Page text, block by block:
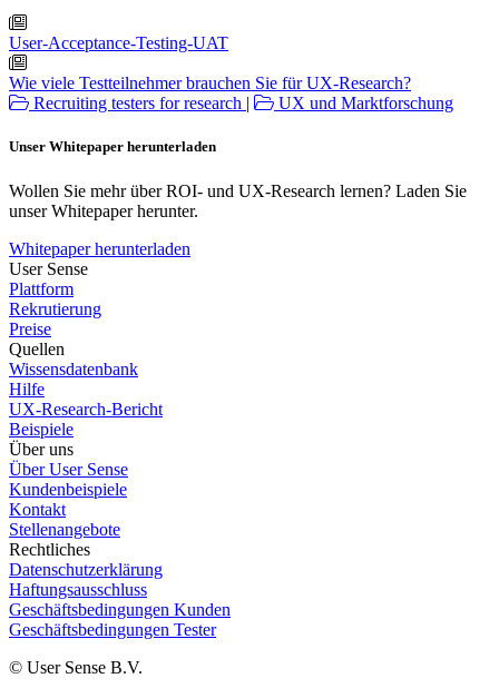
User-Acceptance-Testing-UAT
Wie viele Testteilnehmer brauchen Sie für UX-Research?
Recruiting testers for research | UX und Marktforschung
Unser Whitepaper herunterladen
Wollen Sie mehr über ROI- und UX-Research lernen? Laden Sie
unser Whitepaper herunter.
Whitepaper herunterladen
User Sense
Plattform
Rekrutierung
Preise
Quellen
Wissensdatenbank
Hilfe
UX-Research-Bericht
Beispiele
Über uns
Über User Sense
Kundenbeispiele
Kontakt
Stellenangebote
Rechtliches
Datenschutzerklärung
Haftungsausschluss
Geschäftsbedingungen Kunden
Geschäftsbedingungen Tester
© User Sense B.V.